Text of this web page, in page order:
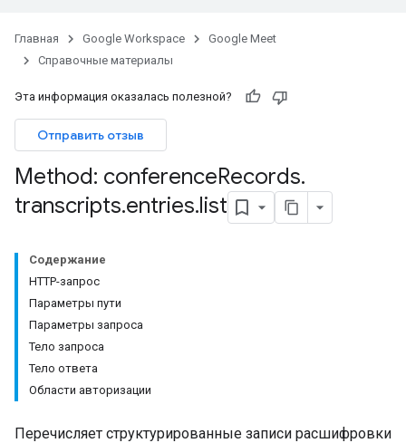
Главная Google Workspace
Google Meet
Справочные материалы
Эта информация оказалась полезной?
Отправить отзыв
Method: conferenceRecords.
transcripts.entries.list
Содержание
HTTP-запрос
Параметры пути
Параметры запроса
Тело запроса
Тело ответа
Области авторизации
Перечисляет структурированные записи расшифровки